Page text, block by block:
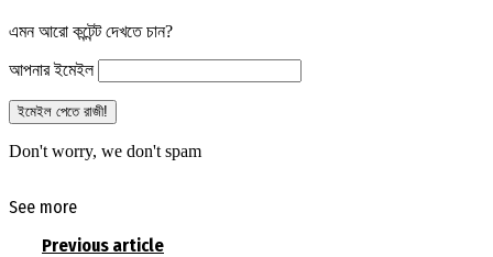
এমন আরো কন্টেন্ট দেখতে চান?
আপনার ইমেইল
Don't worry, we don't spam
See more
Previous article